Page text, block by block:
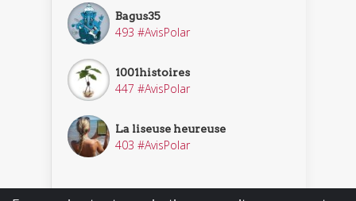
Bagus35
493 #AvisPolar
1001histoires
447 #AvisPolar
La liseuse heureuse
403 #AvisPolar